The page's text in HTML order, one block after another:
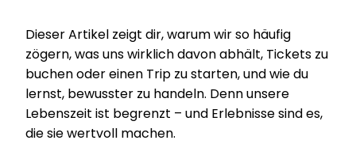
Dieser Artikel zeigt dir, warum wir so häufig
zögern, was uns wirklich davon abhält, Tickets zu
buchen oder einen Trip zu starten, und wie du
lernst, bewusster zu handeln. Denn unsere
Lebenszeit ist begrenzt – und Erlebnisse sind es,
die sie wertvoll machen.